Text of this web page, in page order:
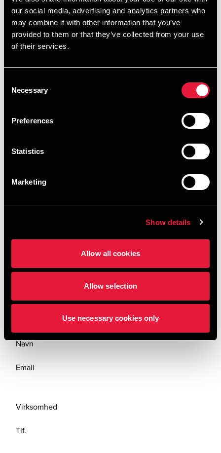
our social media, advertising and analytics partners who
may combine it with other information that you’ve
provided to them or that they’ve collected from your use
of their services.
Selection
Necessary
Preferences
Statistics
Marketing
Show details
Allow all cookies
Allow selection
Use necessary cookies only
ungegrupper med sigte på at møde de unges behov,
skabe gode resultater og reducere
ressourceforbruget og de samlede udgifter til
indsatsen.
Involvere unge, virksomheder og samarbejdspartnere
i arbejdet med at nytænke og udvikle fremtidens
ungeindsats.
Udvikle og implementere nye indsatser for de unge
partnerskaber med virksomheder om at træne unge,
flere unge i fritidsjob, en styrket FGU, løft af
skolepraktik mv.
Etablere og drive et netværk af virksomheder, der er
unge for opkvalificering mv.
Kontakt os
Navn
Email
Virksomhed
Tlf.